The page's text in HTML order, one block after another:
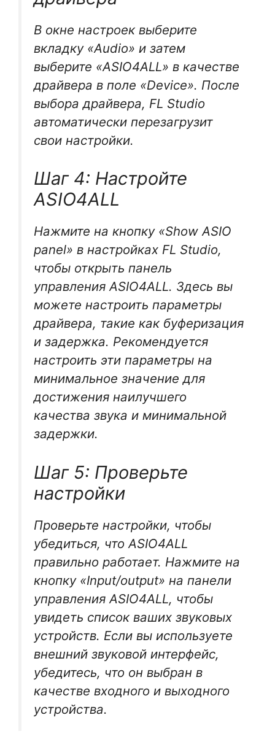
В окне настроек выберите
вкладку «Audio» и затем
выберите «ASIO4ALL» в качестве
драйвера в поле «Device». После
выбора драйвера, FL Studio
автоматически перезагрузит
свои настройки.
Шаг 4: Настройте
ASIO4ALL
Нажмите на кнопку «Show ASIO
panel» в настройках FL Studio,
чтобы открыть панель
управления ASIO4ALL. Здесь вы
можете настроить параметры
драйвера, такие как буферизация
и задержка. Рекомендуется
настроить эти параметры на
минимальное значение для
достижения наилучшего
качества звука и минимальной
задержки.
Шаг 5: Проверьте
настройки
Проверьте настройки, чтобы
убедиться, что ASIO4ALL
правильно работает. Нажмите на
кнопку «Input/output» на панели
управления ASIO4ALL, чтобы
увидеть список ваших звуковых
устройств. Если вы используете
внешний звуковой интерфейс,
убедитесь, что он выбран в
качестве входного и выходного
устройства.